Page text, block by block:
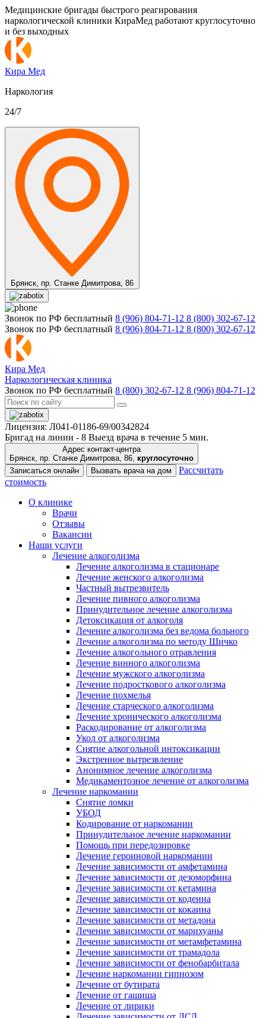
Медицинские бригады быстрого реагирования
наркологической клиники КираМед работают круглосуточно
и без выходных
Кира Мед
Наркология
24/7
Брянск, пр. Станке Димитрова, 86
Звонок по РФ бесплатный 8 (906) 804-71-12 8 (800) 302-67-12
Звонок по РФ бесплатный 8 (906) 804-71-12 8 (800) 302-67-12
Кира Мед
Наркологическая клиника
Звонок по РФ бесплатный 8 (800) 302-67-12 8 (906) 804-71-12
Лицензия: Л041-01186-69/00342824
Бригад на линии - 8 Выезд врача в течение 5 мин.
Адрес контакт-центра
Брянск, пр. Станке Димитрова, 86, круглосуточно
Записаться онлайн
Вызвать врача на дом
Рассчитать
стоимость
О клинике
Врачи
Отзывы
Вакансии
Наши услуги
Лечение алкоголизма
Лечение алкоголизма в стационаре
Лечение женского алкоголизма
Частный вытрезвитель
Лечение пивного алкоголизма
Принудительное лечение алкоголизма
Детоксикация от алкоголя
Лечение алкоголизма без ведома больного
Лечение алкоголизма по методу Шичко
Лечение алкогольного отравления
Лечение винного алкоголизма
Лечение мужского алкоголизма
Лечение подросткового алкоголизма
Лечение похмелья
Лечение старческого алкоголизма
Лечение хронического алкоголизма
Раскодирование от алкоголизма
Укол от алкоголизма
Снятие алкогольной интоксикации
Экстренное вытрезвление
Анонимное лечение алкоголизма
Медикаментозное лечение от алкоголизма
Лечение наркомании
Снятие ломки
УБОД
Кодирование от наркомании
Принудительное лечение наркомании
Помощь при передозировке
Лечение героиновой наркомании
Лечение зависимости от амфетамина
Лечение зависимости от дезоморфина
Лечение зависимости от кетамина
Лечение зависимости от кодеина
Лечение зависимости от кокаина
Лечение зависимости от метадона
Лечение зависимости от марихуаны
Лечение зависимости от метамфетамина
Лечение зависимости от трамадола
Лечение зависимости от фенобарбитала
Лечение наркомании гипнозом
Лечение от бутирата
Лечение от гашиша
Лечение от лирики